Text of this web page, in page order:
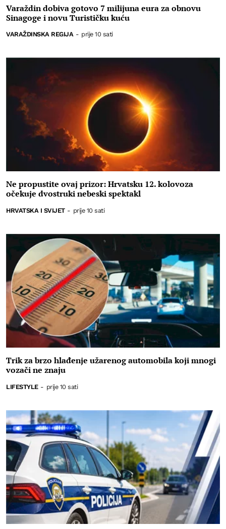
Varaždin dobiva gotovo 7 milijuna eura za obnovu
Sinagoge i novu Turističku kuću
VARAŽDINSKA REGIJA - prije 10 sati
Ne propustite ovaj prizor: Hrvatsku 12. kolovoza
očekuje dvostruki nebeski spektakl
HRVATSKA I SVIJET - prije 10 sati
Trik za brzo hlađenje užarenog automobila koji mnogi
vozači ne znaju
LIFESTYLE - prije 10 sati